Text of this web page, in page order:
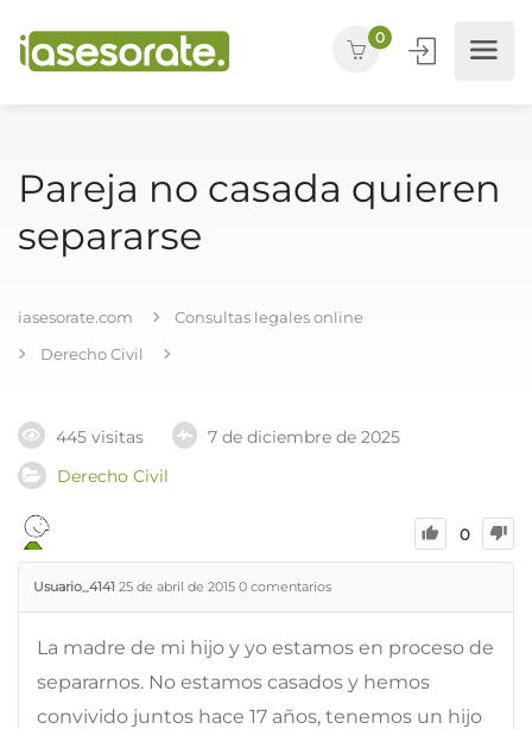
0
Pareja no casada quieren
separarse
iasesorate.com
Consultas legales online
Derecho Civil
445 visitas
7 de diciembre de 2025
Derecho Civil
0
Usuario_4141 25 de abril de 2015 0 comentarios
La madre de mi hijo y yo estamos en proceso de
separarnos. No estamos casados y hemos
convivido juntos hace 17 años, tenemos un hijo